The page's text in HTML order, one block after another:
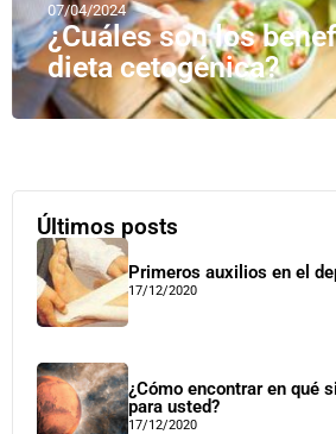
07/04/2024
¿Cuáles son los
dieta cetogénica?
Últimos posts
Primeros auxilios en el
17/12/2020
¿Cómo encontrar en qué
para usted?
17/12/2020